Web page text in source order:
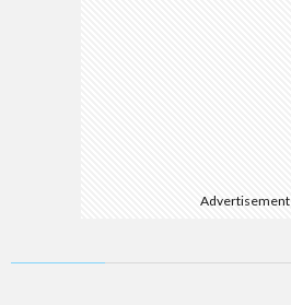
Advertisement